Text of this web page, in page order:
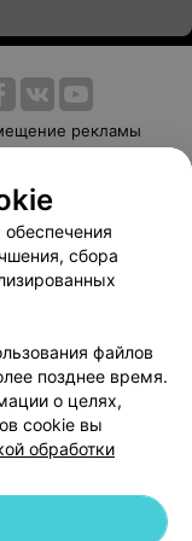
рекламы
оплаты
Республика Беларусь,
сбора
файлов
позднее время.
о целях,
cookie вы
обработки